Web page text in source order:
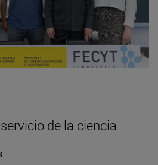
de la ciencia